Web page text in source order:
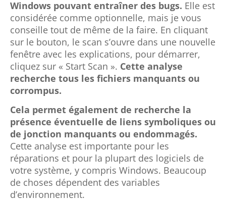
Windows pouvant entraîner des bugs. Elle est
considérée comme optionnelle, mais je vous
conseille tout de même de la faire. En cliquant
sur le bouton, le scan s’ouvre dans une nouvelle
fenêtre avec les explications, pour démarrer,
cliquez sur « Start Scan ». Cette analyse
recherche tous les fichiers manquants ou
corrompus.
Cela permet également de recherche la
présence éventuelle de liens symboliques ou
de jonction manquants ou endommagés.
Cette analyse est importante pour les
réparations et pour la plupart des logiciels de
votre système, y compris Windows. Beaucoup
de choses dépendent des variables
d’environnement.